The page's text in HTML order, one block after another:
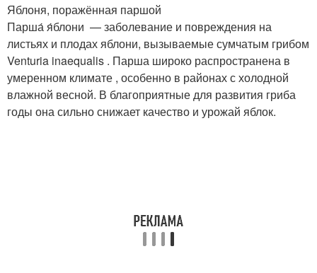
Яблоня, поражённая паршой
Парша́ я́блони — заболевание и повреждения на
листьях и плодах яблони, вызываемые сумчатым грибом
Venturia inaequalis . Парша широко распространена в
умеренном климате , особенно в районах с холодной
влажной весной. В благоприятные для развития гриба
годы она сильно снижает качество и урожай яблок.